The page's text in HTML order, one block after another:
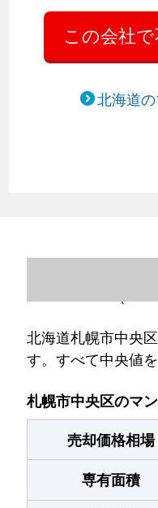
北海道
北海道札幌市中央
す。すべて中央値
札幌市中央区のマ
売却価格相場
専有面積